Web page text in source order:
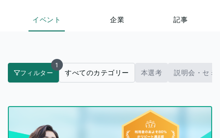
イベント 企業 記事
フィルター
1
すべてのカテゴリー 本選考 説明会・セミ